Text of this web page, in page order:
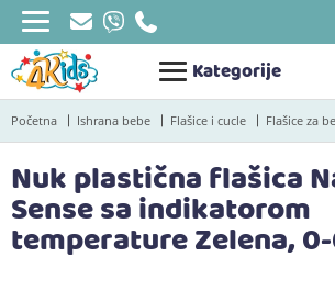
Kategorije
Početna Ishrana bebe Flašice i cucle Flašice za
Nuk plastična flašica
Sense sa indikatorom
temperature Zelena,